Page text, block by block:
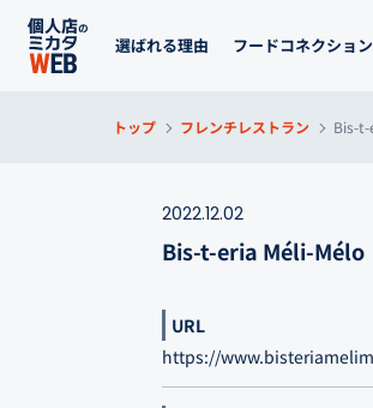
選ばれる理由 フードコネクショ
トップ フレンチレストラン Bis-t-
2022.12.02
Bis-t-eria Méli-Mélo
URL
https://